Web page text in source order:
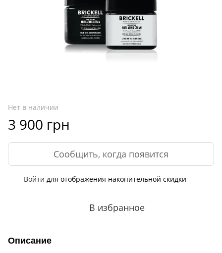
Нет в наличии
3 900 грн
Сообщить, когда появится
Войти для отображения накопительной скидки
В избранное
Описание